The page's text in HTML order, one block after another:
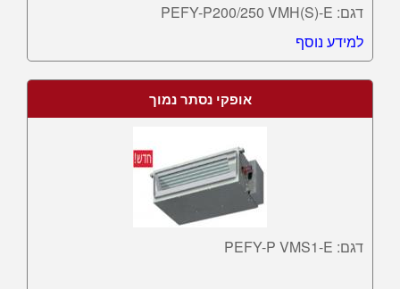
דגם: PEFY-P200/250 VMH(S)-E
למידע נוסף
אופקי נסתר נמוך
דגם: PEFY-P VMS1-E